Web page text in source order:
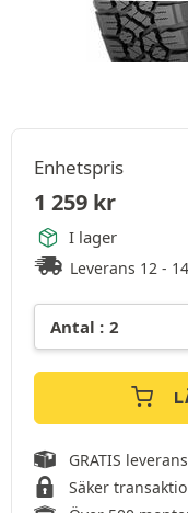
Enhetspris
1 259 kr
I lager
Leverans 12 -
GRATIS
Säker